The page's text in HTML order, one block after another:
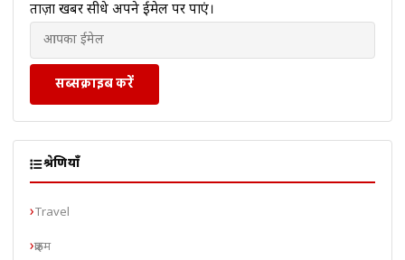
ताज़ा खबरें सीधे अपने ईमेल पर पाएं।
सब्सक्राइब करें
श्रेणियाँ
Travel
क्राइम